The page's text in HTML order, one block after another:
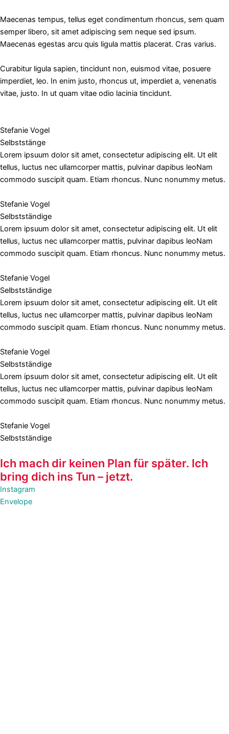
Maecenas tempus, tellus eget condimentum rhoncus, sem quam
semper libero, sit amet adipiscing sem neque sed ipsum.
Maecenas egestas arcu quis ligula mattis placerat. Cras varius.
Curabitur ligula sapien, tincidunt non, euismod vitae, posuere
imperdiet, leo. In enim justo, rhoncus ut, imperdiet a, venenatis
vitae, justo. In ut quam vitae odio lacinia tincidunt.
Stefanie Vogel
Selbststänge
Lorem ipsuum dolor sit amet, consectetur adipiscing elit. Ut elit
tellus, luctus nec ullamcorper mattis, pulvinar dapibus leoNam
commodo suscipit quam. Etiam rhoncus. Nunc nonummy metus.
Stefanie Vogel
Selbstständige
Lorem ipsuum dolor sit amet, consectetur adipiscing elit. Ut elit
tellus, luctus nec ullamcorper mattis, pulvinar dapibus leoNam
commodo suscipit quam. Etiam rhoncus. Nunc nonummy metus.
Stefanie Vogel
Selbstständige
Lorem ipsuum dolor sit amet, consectetur adipiscing elit. Ut elit
tellus, luctus nec ullamcorper mattis, pulvinar dapibus leoNam
commodo suscipit quam. Etiam rhoncus. Nunc nonummy metus.
Stefanie Vogel
Selbstständige
Lorem ipsuum dolor sit amet, consectetur adipiscing elit. Ut elit
tellus, luctus nec ullamcorper mattis, pulvinar dapibus leoNam
commodo suscipit quam. Etiam rhoncus. Nunc nonummy metus.
Stefanie Vogel
Selbstständige
Ich mach dir keinen Plan für später. Ich
bring dich ins Tun – jetzt.
Instagram
Envelope